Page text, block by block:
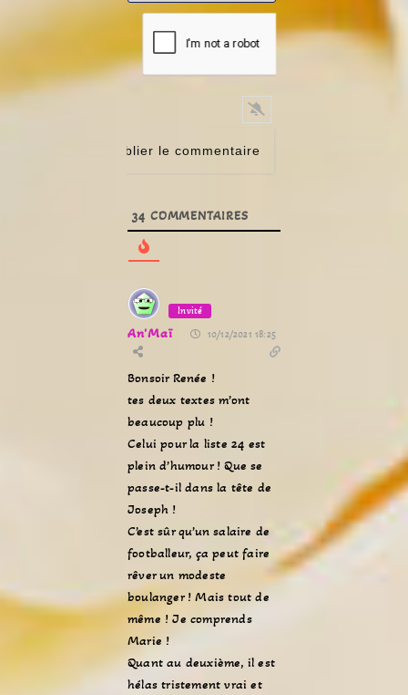
34 COMMENTAIRES
Invité
An'Maï 10/12/2021 18:25
Bonsoir Renée !
tes deux textes m’ont
beaucoup plu !
Celui pour la liste 24 est
plein d’humour ! Que se
passe-t-il dans la tête de
Joseph !
C’est sûr qu’un salaire de
footballeur, ça peut faire
rêver un modeste
boulanger ! Mais tout de
même ! Je comprends
Marie !
Quant au deuxième, il est
hélas tristement vrai et